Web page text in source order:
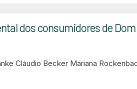
dos consumidores de
Cláudio Becker Mariana